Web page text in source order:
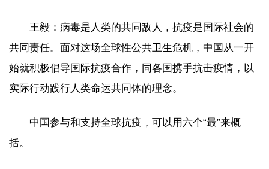
王毅：病毒是人类的共同敌人，抗疫是国际社会的
共同责任。面对这场全球性公共卫生危机，中国从一开
始就积极倡导国际抗疫合作，同各国携手抗击疫情，以
实际行动践行人类命运共同体的理念。
中国参与和支持全球抗疫，可以用六个“最”来概
括。